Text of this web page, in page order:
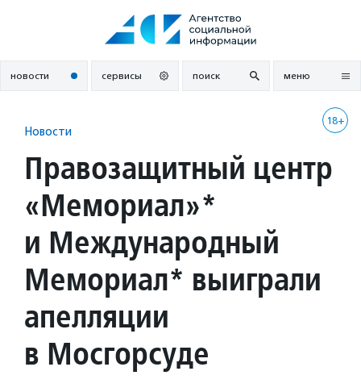
новости сервисы поиск меню
18+
Новости
Правозащитный центр
«Мемориал»*
и Международный
Мемориал* выиграли
апелляции
в Мосгорсуде